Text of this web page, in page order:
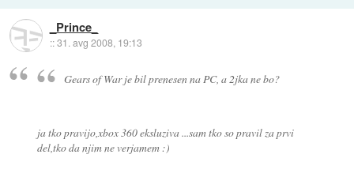
_Prince_
::31. avg 2008, 19:13
Gears of War je bil prenesen na PC, a 2jka ne bo?
ja tko pravijo,xbox 360 eksluziva ...sam tko so pravil za prvi
del,tko da njim ne verjamem :)